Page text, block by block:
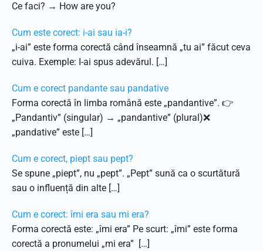
Ce faci? → How are you?
Cum este corect: i-ai sau ia-i?
„i-ai” este forma corectă când înseamnă „tu ai” făcut ceva
cuiva. Exemple: I-ai spus adevărul. […]
Cum e corect pandante sau pandative
Forma corectă în limba română este „pandantive”. 👉
„Pandantiv” (singular) → „pandantive” (plural)❌
„pandative” este […]
Cum e corect, piept sau pept?
Se spune „piept”, nu „pept”. „Pept” sună ca o scurtătură
sau o influență din alte […]
Cum e corect: îmi era sau mi era?
Forma corectă este: „îmi era” Pe scurt: „îmi” este forma
corectă a pronumelui „mi era” […]